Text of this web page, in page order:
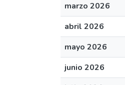
marzo 2026
abril 2026
mayo 2026
junio 2026